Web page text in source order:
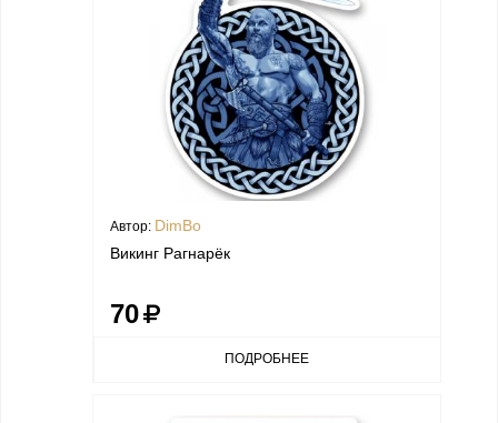
Автор: DimBo
Викинг Рагнарёк
70
ПОДРОБНЕЕ